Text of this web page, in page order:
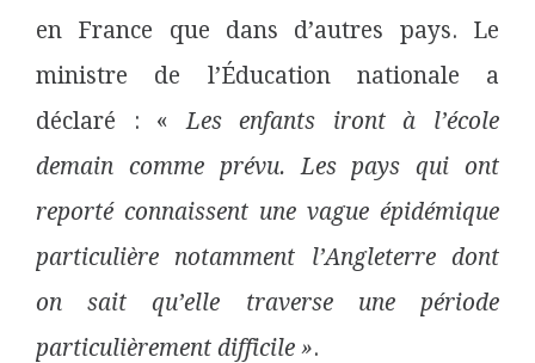
en France que dans d’autres pays. Le
ministre de l’Éducation nationale a
déclaré : «Les enfants iront à l’école
demain comme prévu. Les pays qui ont
reporté connaissent une vague épidémique
particulière notamment l’Angleterre dont
on sait qu’elle traverse une période
particulièrement difficile ».